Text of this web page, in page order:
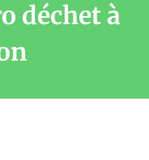
déchet à